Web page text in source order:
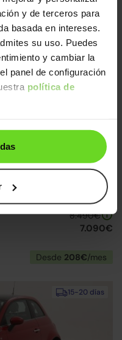
y de terceros para
basada en intereses.
su uso. Puedes
y cambiar la
panel de configuración
política de
10.490€
8.790€
Desde214€ /mes
8.490€
7.090€
Desde 208€/mes
15-20 días